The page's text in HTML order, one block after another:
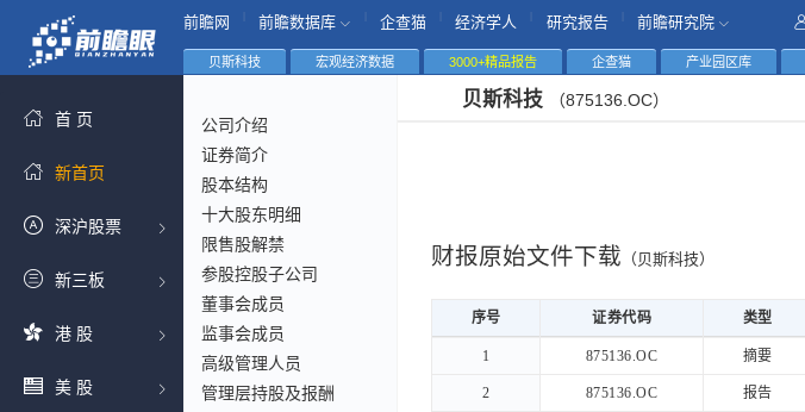
前瞻网 前瞻数据库 企查猫 经济学人 研究报告 前瞻研究院
首 页
新首页
深沪股票
新三板
港 股
美 股
贝斯科技 宏观经济数据 3000+精品报告 企查猫 产业园区库
公司介绍
证券简介
股本结构
十大股东明细
限售股解禁
参股控股子公司
董事会成员
监事会成员
高级管理人员
管理层持股及报酬
贝斯科技 （875136.OC）
财报原始文件下载 （贝斯科技）
序号 证券代码 类型
序号
证券代码 类型
1 875136.OC 摘要
2 875136.OC 报告
序号
1
2